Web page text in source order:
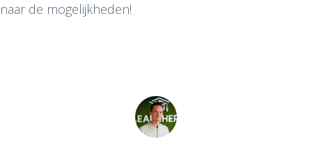
naar de mogelijkheden!